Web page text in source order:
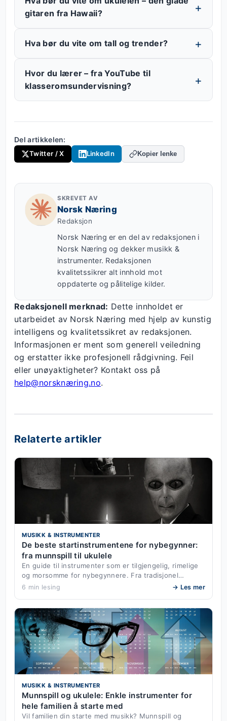
gitaren fra Hawaii?
Hva bør du vite om tall og trender?
Hvor du lærer – fra YouTube til
klasseromsundervisning?
Del artikkelen:
Twitter / X LinkedIn Kopier lenke
SKREVET AV
Norsk Næring
Redaksjon
Norsk Næring er en del av redaksjonen i
Norsk Næring og dekker musikk &
instrumenter. Redaksjonen
kvalitetssikrer alt innhold mot
oppdaterte og pålitelige kilder.
Redaksjonell merknad: Dette innholdet er
utarbeidet av Norsk Næring med hjelp av kunstig
intelligens og kvalitetssikret av redaksjonen.
Informasjonen er ment som generell veiledning
og erstatter ikke profesjonell rådgivning. Feil
eller unøyaktigheter? Kontakt oss på
help@norsknæring.no.
Relaterte artikler
MUSIKK & INSTRUMENTER
De beste startinstrumentene for nybegynner:
fra munnspill til ukulele
En guide til instrumenter som er tilgjengelig, rimelige
og morsomme for nybegynnere. Fra tradisjonel…
6 min lesing → Les mer
MUSIKK & INSTRUMENTER
Munnspill og ukulele: Enkle instrumenter for
hele familien å starte med
Vil familien din starte med musikk? Munnspill og